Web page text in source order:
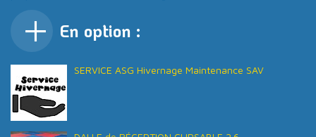
En option :
SERVICE ASG Hivernage Maintenance SAV